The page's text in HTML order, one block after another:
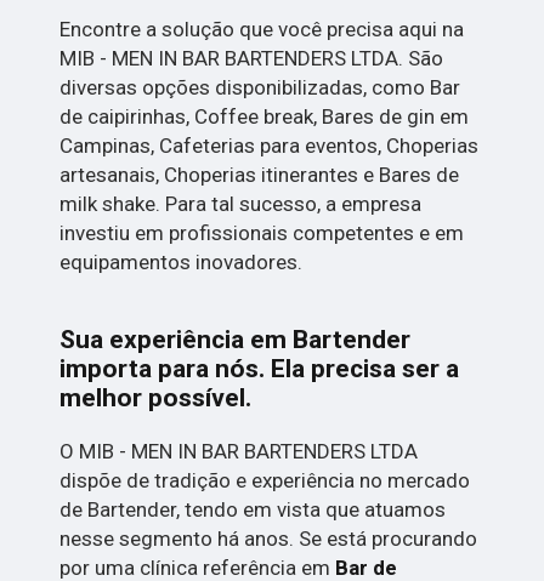
Encontre a solução que você precisa aqui na
MIB - MEN IN BAR BARTENDERS LTDA. São
diversas opções disponibilizadas, como Bar
de caipirinhas, Coffee break, Bares de gin em
Campinas, Cafeterias para eventos, Choperias
artesanais, Choperias itinerantes e Bares de
milk shake. Para tal sucesso, a empresa
investiu em profissionais competentes e em
equipamentos inovadores.
Sua experiência em Bartender
importa para nós. Ela precisa ser a
melhor possível.
O MIB - MEN IN BAR BARTENDERS LTDA
dispõe de tradição e experiência no mercado
de Bartender, tendo em vista que atuamos
nesse segmento há anos. Se está procurando
por uma clínica referência em Bar de